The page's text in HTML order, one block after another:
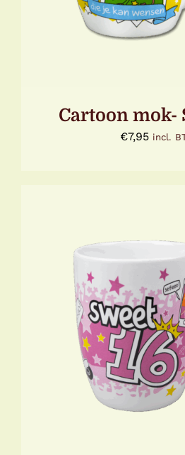
Cartoon mok-
€7,95 incl.
TOEVOEGEN AAN
DETAILS